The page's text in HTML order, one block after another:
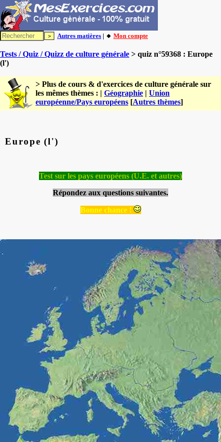
Autres matières | 🔸 Mon compte
Tests / Quiz / Quizz de culture générale > quiz n°59368 : Europe
(l')
> Plus de cours & d'exercices de culture générale sur
les mêmes thèmes : | Géographie | Union
européenne/Pays européens [Autres thèmes]
Europe (l')
Test sur les pays européens (U.E. et autres)
Répondez aux questions suivantes.
Bonne chance !